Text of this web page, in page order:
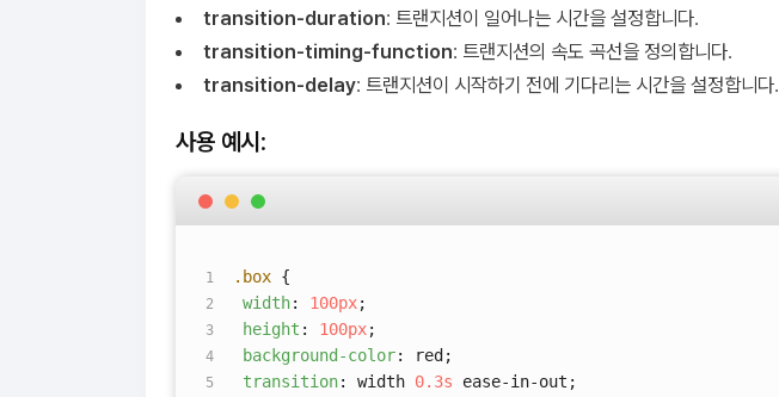
transition-duration: 트랜지션이 일어나는 시간을 설정합니다.
transition-timing-function: 트랜지션의 속도 곡선을 정의합니다.
transition-delay: 트랜지션이 시작하기 전에 기다리는 시간을 설정합니다.
사용 예시 :
.box {
width: 100px;
height : 100px;
background-color: red;
transition: width 0.3s ease-in-out;